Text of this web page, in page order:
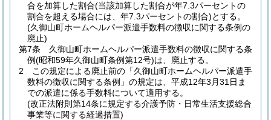
合を加算した割合(当該加算した割合が年7.3パーセントの
割合を超える場合には、年7.3パーセントの割合)とする。
(久御山町ホームヘルパー派遣手数料の徴収に関する条例の
廃止)
第7条
久御山町ホームヘルパー派遣手数料の徴収に関する条
例(昭和59年久御山町条例第12号)は、廃止する。
2
この規定による廃止前の「久御山町ホームヘルパー派遣手
数料の徴収に関する条例」の規定は、平成12年3月31日ま
での派遣に係る手数料について適用する。
(改正法附則第14条に規定する介護予防・日常生活支援総合
事業等に関する経過措置)